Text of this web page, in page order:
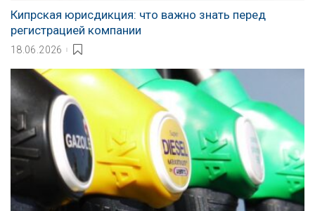
Кипрская юрисдикция: что важно знать перед
регистрацией компании
18.06.2026